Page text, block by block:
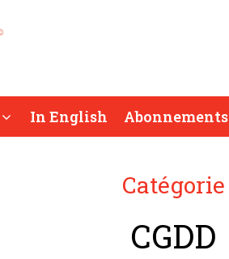
In English Abonnements
Catégorie
CGDD